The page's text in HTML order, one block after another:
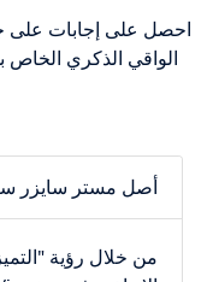
احصل على إجابات على
أصل مستر سايزر
من خلال رؤية